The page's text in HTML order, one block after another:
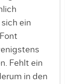
ein
Fehlt ein
in den